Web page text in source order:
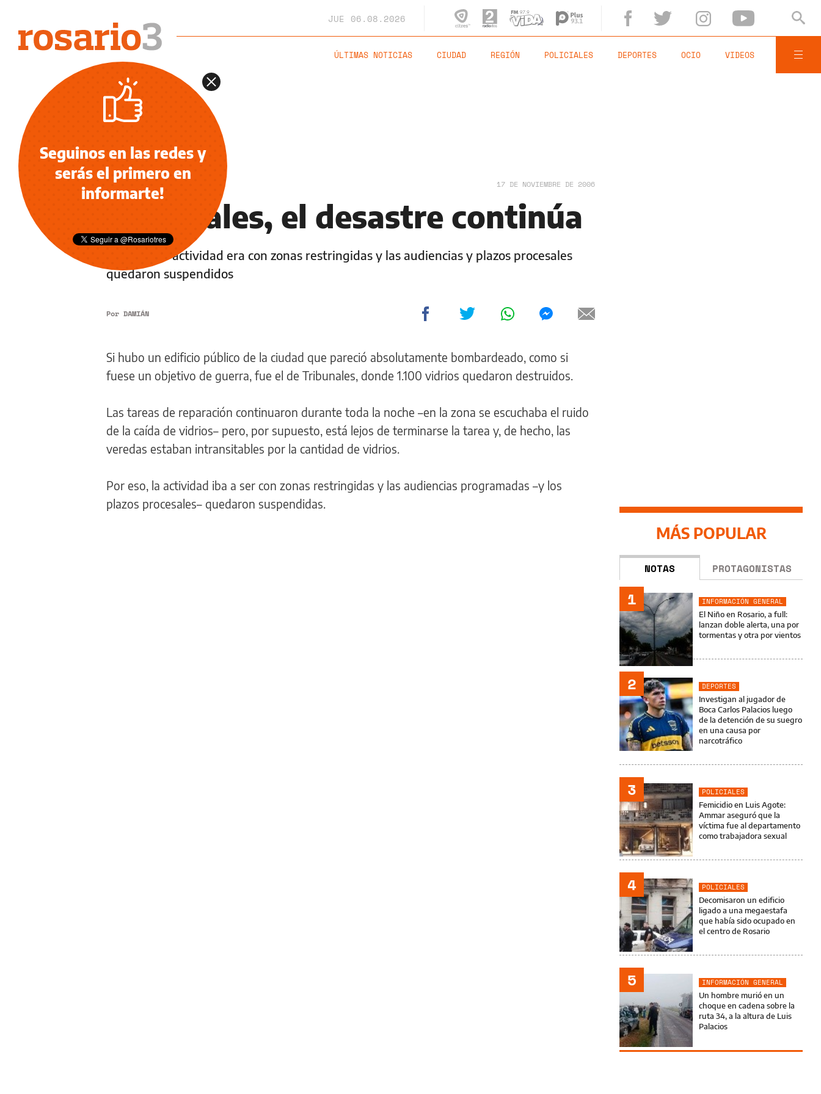
JUE 06.08.2026
ÚLTIMAS NOTICIAS CIUDAD REGIÓN POLICIALES DEPORTES OCIO VIDEOS
NOTICIAS 17 DE NOVIEMBRE DE 2006
Tribunales, el desastre continúa
Para hoy la actividad era con zonas restringidas y las audiencias y plazos procesales
quedaron suspendidos
Por DAMIÁN
Si hubo un edificio público de la ciudad que pareció absolutamente bombardeado, como si
fuese un objetivo de guerra, fue el de Tribunales, donde 1.100 vidrios quedaron destruidos.
Las tareas de reparación continuaron durante toda la noche –en la zona se escuchaba el ruido
de la caída de vidrios– pero, por supuesto, está lejos de terminarse la tarea y, de hecho, las
veredas estaban intransitables por la cantidad de vidrios.
Por eso, la actividad iba a ser con zonas restringidas y las audiencias programadas –y los
plazos procesales– quedaron suspendidas.
MÁS POPULAR
NOTAS PROTAGONISTAS
1
INFORMACIÓN GENERAL
El Niño en Rosario, a full:
lanzan doble alerta, una por
tormentas y otra por vientos
2
DEPORTES
Investigan al jugador de
Boca Carlos Palacios luego
de la detención de su suegro
en una causa por
narcotráfico
3
POLICIALES
Femicidio en Luis Agote:
Ammar aseguró que la
víctima fue al departamento
como trabajadora sexual
4
POLICIALES
Decomisaron un edificio
ligado a una megaestafa
que había sido ocupado en
el centro de Rosario
5
INFORMACIÓN GENERAL
Un hombre murió en un
choque en cadena sobre la
ruta 34, a la altura de Luis
Palacios
Seguinos en las redes y
serás el primero en
informarte!